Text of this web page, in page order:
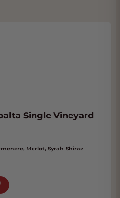
Single Vineyard
Merlot, Syrah-Shiraz